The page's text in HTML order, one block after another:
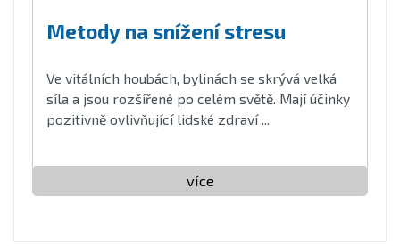
Metody na snížení stresu
Ve vitálních houbách, bylinách se skrývá velká
síla a jsou rozšířené po celém světě. Mají účinky
pozitivně ovlivňující lidské zdraví ...
více